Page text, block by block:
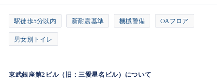
駅徒歩5分以内 新耐震基準 機械警備 OAフロア
男女別トイレ
東武銀座第2ビル（旧：三愛星名ビル）について